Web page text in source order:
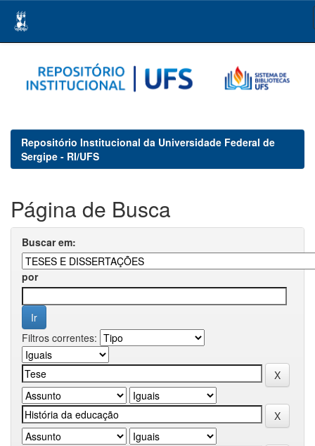
navigation
Repositório Institucional da Universidade Federal de
Sergipe - RI/UFS
Página de Busca
Buscar em:
por
Filtros correntes: